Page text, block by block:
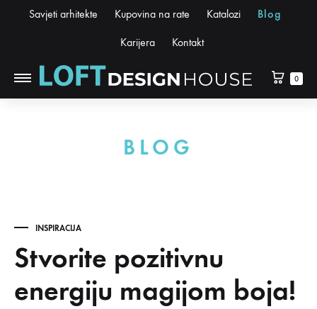
Savjeti arhitekte Kupovina na rate Katalozi Blog
Karijera Kontakt
0
BLOG
INSPIRACIJA
Stvorite pozitivnu
energiju magijom boja!